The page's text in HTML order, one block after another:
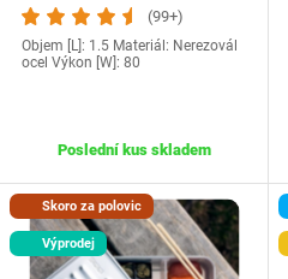
(99+)
Objem [L]: 1.5 Materiál: Nerezovál
ocel Výkon [W]: 80
Poslední kus skladem
Skoro za polovic
Výprodej